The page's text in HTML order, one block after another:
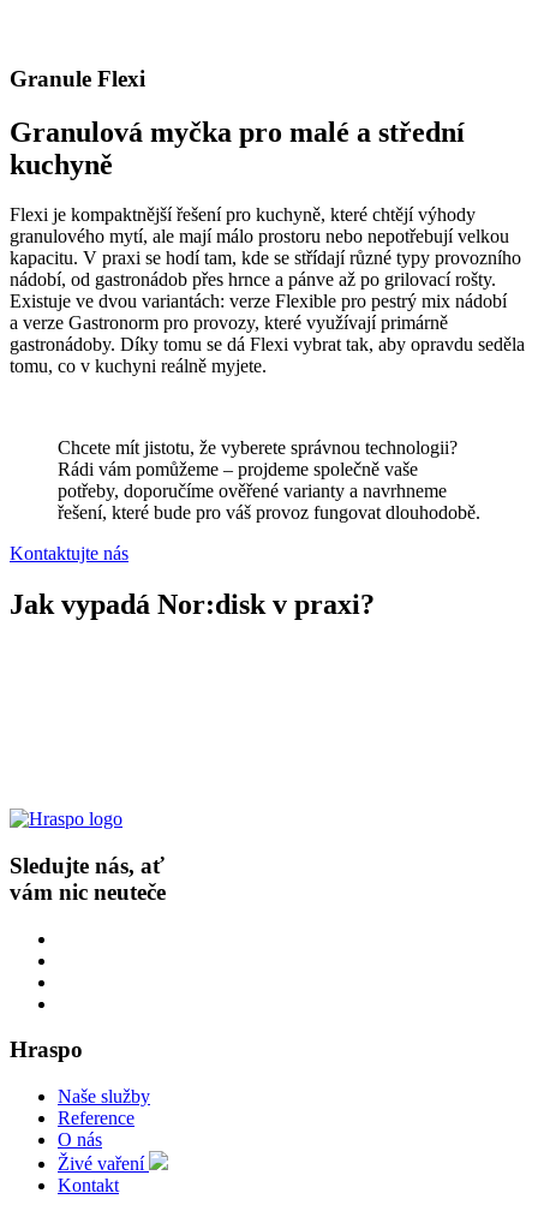
Granule Flexi
Granulová myčka pro malé a střední
kuchyně
Flexi je kompaktnější řešení pro kuchyně, které chtějí výhody
granulového mytí, ale mají málo prostoru nebo nepotřebují velkou
kapacitu. V praxi se hodí tam, kde se střídají různé typy provozního
nádobí, od gastronádob přes hrnce a pánve až po grilovací rošty.
Existuje ve dvou variantách: verze Flexible pro pestrý mix nádobí
a verze Gastronorm pro provozy, které využívají primárně
gastronádoby. Díky tomu se dá Flexi vybrat tak, aby opravdu seděla
tomu, co v kuchyni reálně myjete.
Chcete mít jistotu, že vyberete správnou technologii?
Rádi vám pomůžeme – projdeme společně vaše
potřeby, doporučíme ověřené varianty a navrhneme
řešení, které bude pro váš provoz fungovat dlouhodobě.
Kontaktujte nás
Jak vypadá Nor:disk v praxi?
Sledujte nás, ať
vám nic neuteče
Hraspo
Naše služby
Reference
O nás
Živé vaření
Kontakt